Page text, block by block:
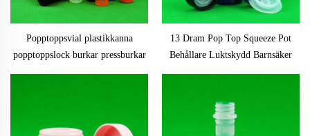
Popptoppsvial plastikkanna
popptoppslock burkar pressburkar
behållare vialflaska
13 Dram Pop Top Squeeze Pot
Behållare Luktskydd Barnsäker